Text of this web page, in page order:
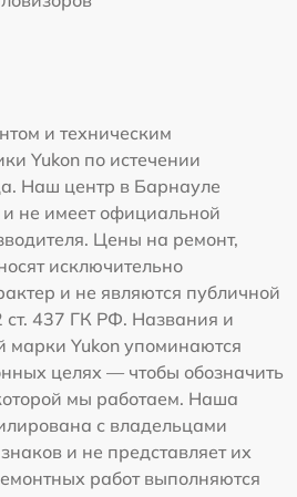
и техническим
Yukon по истечении
Наш центр в Барнауле
и не имеет официальной
Цены на ремонт,
исключительно
и не являются публичной
ст. 437 ГК РФ. Названия и
марки Yukon упоминаются
целях — чтобы обозначить
мы работаем. Наша
с владельцами
и не представляет их
работ выполняются